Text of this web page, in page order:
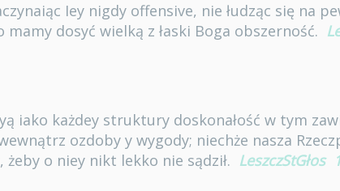
Iey nigdy offensive, nie łudząc się na
dosyć wielką z łaski Boga obszerność.
iako każdey struktury doskonałość w tym
ozdoby y wygody; niechże nasza
o niey nikt lekko nie sądził. LeszczStGłos